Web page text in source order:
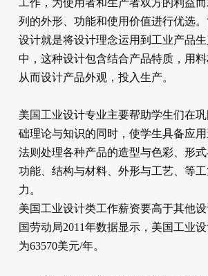
列的外形、功能和使用价值进行优选
设计就是将设计理念运用到工业产品
中，这种设计包含结合产品特质，用料
从而设计产品外观，投入生产。
美国工业设计专业主要帮助学生们在
础理论与知识的同时，使学生具备应
法则处理各种产品的造型与色彩、形
功能、结构与材料、外形与工艺、等
力。
美国工业设计类工作薪资要高于其他
国劳动局2011年数据显示，美国工业
为63570美元/年。